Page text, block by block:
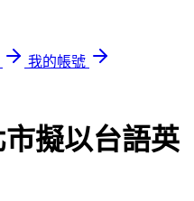
我的帳號
擬以台語英